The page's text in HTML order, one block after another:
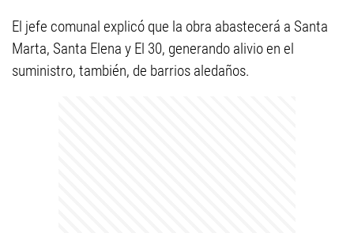
El jefe comunal explicó que la obra abastecerá a Santa
Marta, Santa Elena y El 30, generando alivio en el
suministro, también, de barrios aledaños.